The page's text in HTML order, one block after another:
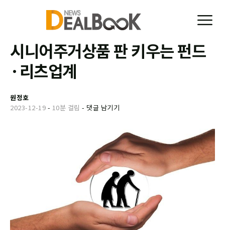
시니어주거상품 판 키우는 펀드
·리츠업계
원정호
2023-12-19 - 10분 걸림 - 댓글 남기기